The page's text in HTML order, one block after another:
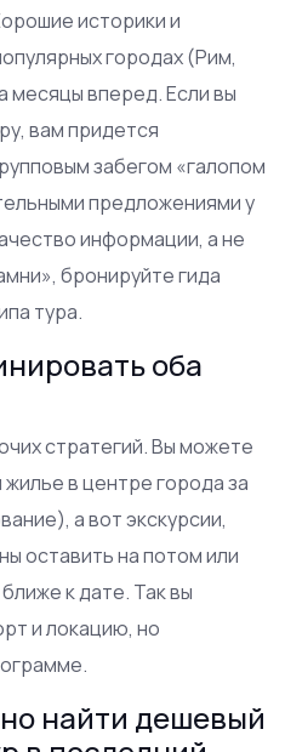
историки и
городах (Рим,
месяцы вперед. Если вы
вам придется
забегом «галопом
предложениями у
информации, а не
бронируйте гида
тура.
оба
стратегий. Вы можете
в центре города за
а вот экскурсии,
оставить на потом или
к дате. Так вы
и локацию, но
найти дешевый